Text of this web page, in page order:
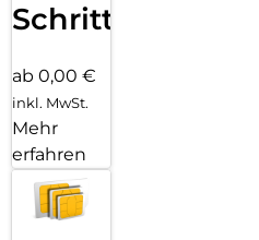
Schritten
ab 0,00 €
inkl. MwSt.
Mehr
erfahren